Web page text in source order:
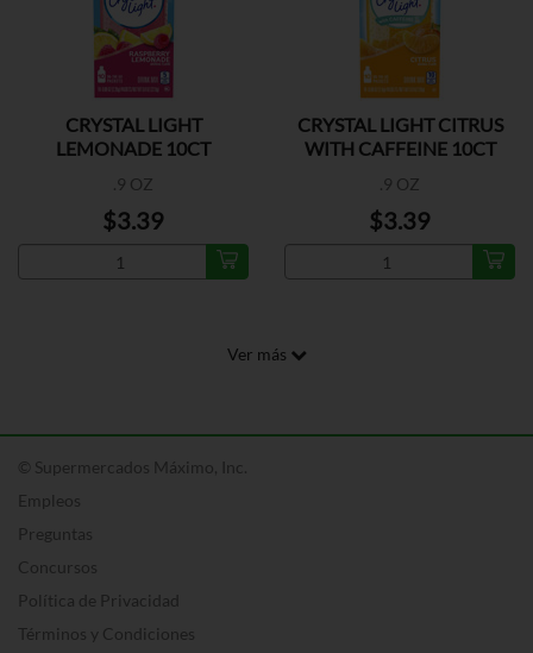
CRYSTAL LIGHT
LEMONADE 10CT
.9 OZ
$3.39
CRYSTAL LIGHT CITRUS
WITH CAFFEINE 10CT
.9 OZ
$3.39
Ver más
© Supermercados Máximo, Inc.
Empleos
Preguntas
Concursos
Política de Privacidad
Términos y Condiciones